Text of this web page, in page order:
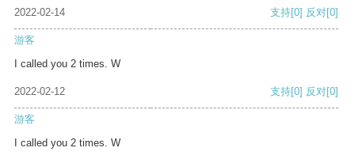
2022-02-14 支持[0] 反对[0]
游客
I called you 2 times. W
2022-02-12 支持[0] 反对[0]
游客
I called you 2 times. W